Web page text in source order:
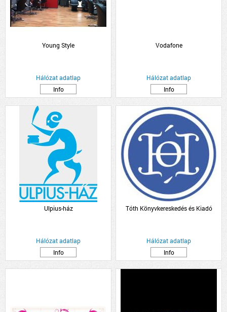
Young Style
Hálózat adatlap
Info
Vodafone
Hálózat adatlap
Info
Ulpius-ház
Hálózat adatlap
Info
Tóth Könyvkereskedés és Kiadó
Hálózat adatlap
Info